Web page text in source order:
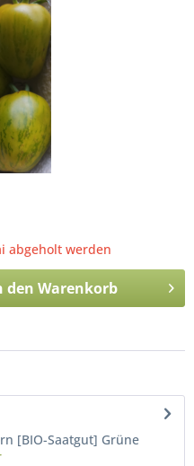
abgeholt werden
den Warenkorb
[BIO-Saatgut] Grüne